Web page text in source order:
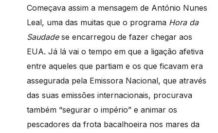
Começava assim a mensagem de António Nunes
Leal, uma das muitas que o programa Hora da
Saudadese encarregou de fazer chegar aos
EUA. Já lá vai o tempo em que a ligação afetiva
entre aqueles que partiam e os que ficavam era
assegurada pela Emissora Nacional, que através
das suas emissões internacionais, procurava
também “segurar o império” e animar os
pescadores da frota bacalhoeira nos mares da